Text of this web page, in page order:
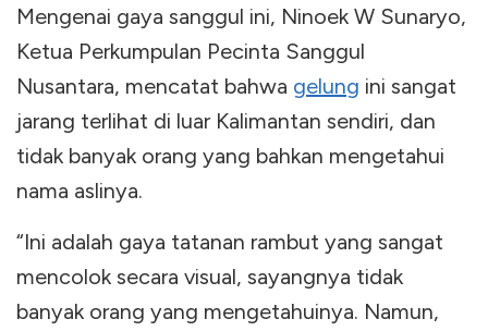
Mengenai gaya sanggul ini, Ninoek W Sunaryo,
Ketua Perkumpulan Pecinta Sanggul
Nusantara, mencatat bahwa gelung ini sangat
jarang terlihat di luar Kalimantan sendiri, dan
tidak banyak orang yang bahkan mengetahui
nama aslinya.
“Ini adalah gaya tatanan rambut yang sangat
mencolok secara visual, sayangnya tidak
banyak orang yang mengetahuinya. Namun,